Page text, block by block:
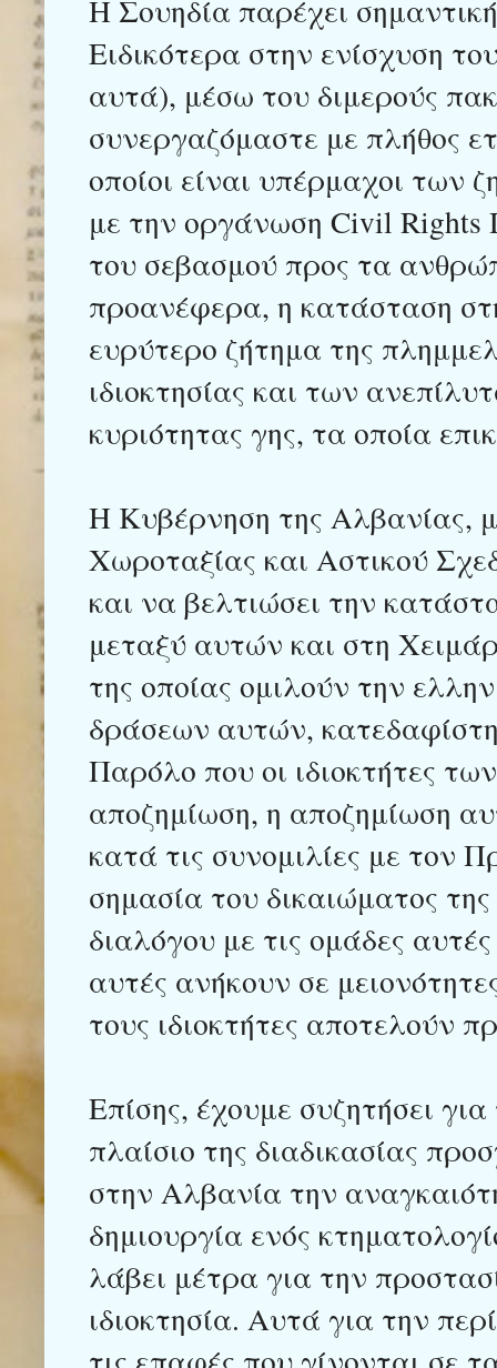
Η Σουηδία παρέχει
Ειδικότερα στην ενίσχυση
αυτά), μέσω του διμερούς
συνεργαζόμαστε με πλήθος
οποίοι είναι υπέρμαχοι
με την οργάνωση Civil Rights
του σεβασμού προς τα
προανέφερα, η κατάσταση
ευρύτερο ζήτημα της
ιδιοκτησίας και των
κυριότητας γης, τα οποία
Η Κυβέρνηση της Αλβανίας,
Χωροταξίας και Αστικού
και να βελτιώσει την
μεταξύ αυτών και στη
της οποίας ομιλούν την
δράσεων αυτών,
Παρόλο που οι ιδιοκτήτες
αποζημίωση, η αποζημίωση
κατά τις συνομιλίες με τον
σημασία του δικαιώματος
διαλόγου με τις ομάδες
αυτές ανήκουν σε
τους ιδιοκτήτες αποτελούν
Επίσης, έχουμε συζητήσει
πλαίσιο της διαδικασίας
στην Αλβανία την
δημιουργία ενός
λάβει μέτρα για την
ιδιοκτησία. Αυτά για την